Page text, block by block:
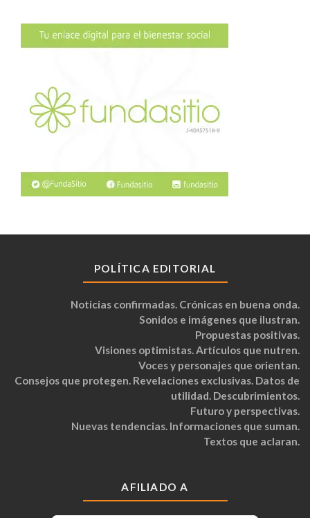
POLÍTICA EDITORIAL
Noticias confirmadas. Crónicas en buena onda.
Sonidos e imágenes que ilustran.
Propuestas positivas.
Visiones optimistas. Artículos que nutren.
Voces y personajes que orientan.
Consejos que protegen. Revelaciones exclusivas. Datos de
utilidad. Descubrimientos.
Futuro y perspectivas.
Nuevas tendencias. Informaciones que suman.
Textos que aclaran.
AFILIADO A